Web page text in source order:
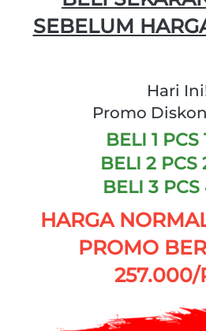
SEBELUM
Hari
Promo
BELI 1 PCS
BELI 2
BELI 3 PCS
HARGA
PROMO
257.000/